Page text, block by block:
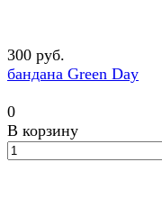
300 руб.
бандана Green Day
0
В корзину